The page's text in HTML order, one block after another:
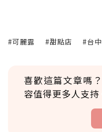
#可麗露 #甜點店 #台
喜歡這篇文章嗎
容值得更多人支持